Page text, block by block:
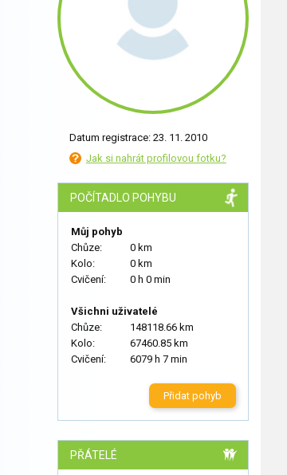
Datum registrace: 23. 11. 2010
Jak si nahrát profilovou fotku?
POČÍTADLO POHYBU
Můj pohyb
Chůze:
0 km
Kolo:
0 km
Cvičení:
0 h 0 min
Všichni uživatelé
Chůze:
148118.66 km
Kolo:
67460.85 km
Cvičení:
6079 h 7 min
Přidat pohyb
PŘÁTELÉ